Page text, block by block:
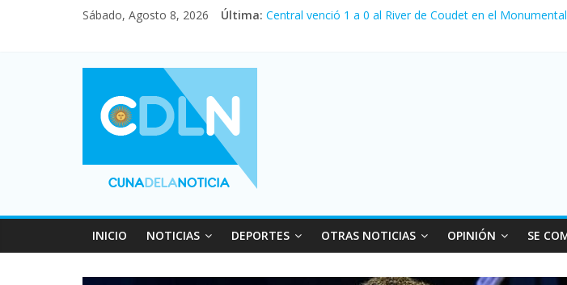
Sábado, Agosto 8, 2026 Última: Central venció 1 a 0 al River de Coudet en el Monumental
Vacaciones de invierno con más movimiento y
Fuerte caída de la venta de autos usados en julio: bajó
INICIO NOTICIAS DEPORTES OTRAS NOTICIAS OPINIÓN SE